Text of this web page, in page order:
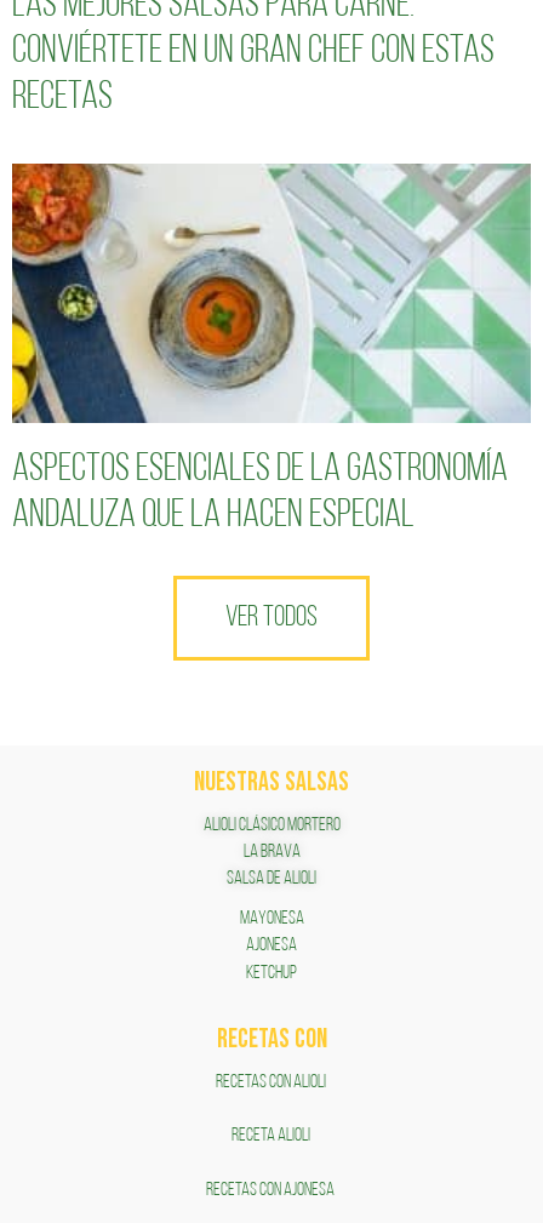
Conviértete en un gran chef con estas
recetas
Aspectos esenciales de la gastronomía
andaluza que la hacen especial
VER TODOS
NUESTRAS SALSAS
ALIOLI CLÁSICO MORTERO
LA BRAVA
SALSA DE ALIOLI
MAYONESA
AJONESA
KETCHUP
RECETAS COn
RECETAS CON ALIOLI
RECETA ALIOLI
RECETAS CON AJONESA